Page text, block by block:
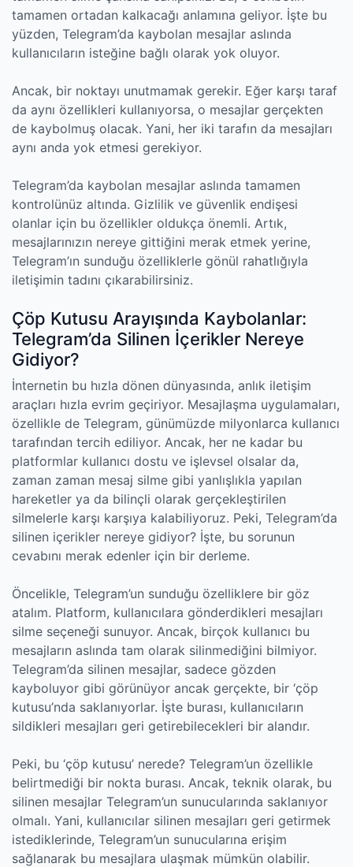
tamamen ortadan kalkacağı anlamına geliyor. İşte bu
yüzden, Telegram’da kaybolan mesajlar aslında
kullanıcıların isteğine bağlı olarak yok oluyor.
Ancak, bir noktayı unutmamak gerekir. Eğer karşı taraf
da aynı özellikleri kullanıyorsa, o mesajlar gerçekten
de kaybolmuş olacak. Yani, her iki tarafın da mesajları
aynı anda yok etmesi gerekiyor.
Telegram’da kaybolan mesajlar aslında tamamen
kontrolünüz altında. Gizlilik ve güvenlik endişesi
olanlar için bu özellikler oldukça önemli. Artık,
mesajlarınızın nereye gittiğini merak etmek yerine,
Telegram’ın sunduğu özelliklerle gönül rahatlığıyla
iletişimin tadını çıkarabilirsiniz.
Çöp Kutusu Arayışında Kaybolanlar:
Telegram’da Silinen İçerikler Nereye
Gidiyor?
İnternetin bu hızla dönen dünyasında, anlık iletişim
araçları hızla evrim geçiriyor. Mesajlaşma uygulamaları,
özellikle de Telegram, günümüzde milyonlarca kullanıcı
tarafından tercih ediliyor. Ancak, her ne kadar bu
platformlar kullanıcı dostu ve işlevsel olsalar da,
zaman zaman mesaj silme gibi yanlışlıkla yapılan
hareketler ya da bilinçli olarak gerçekleştirilen
silmelerle karşı karşıya kalabiliyoruz. Peki, Telegram’da
silinen içerikler nereye gidiyor? İşte, bu sorunun
cevabını merak edenler için bir derleme.
Öncelikle, Telegram’un sunduğu özelliklere bir göz
atalım. Platform, kullanıcılara gönderdikleri mesajları
silme seçeneği sunuyor. Ancak, birçok kullanıcı bu
mesajların aslında tam olarak silinmediğini bilmiyor.
Telegram’da silinen mesajlar, sadece gözden
kayboluyor gibi görünüyor ancak gerçekte, bir ‘çöp
kutusu’nda saklanıyorlar. İşte burası, kullanıcıların
sildikleri mesajları geri getirebilecekleri bir alandır.
Peki, bu ‘çöp kutusu’ nerede? Telegram’un özellikle
belirtmediği bir nokta burası. Ancak, teknik olarak, bu
silinen mesajlar Telegram’un sunucularında saklanıyor
olmalı. Yani, kullanıcılar silinen mesajları geri getirmek
istediklerinde, Telegram’un sunucularına erişim
sağlanarak bu mesajlara ulaşmak mümkün olabilir.